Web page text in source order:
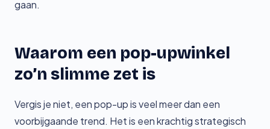
gaan.
Waarom een pop-upwinkel
zo’n slimme zet is
Vergis je niet, een pop-up is veel meer dan een
voorbijgaande trend. Het is een krachtig strategisch